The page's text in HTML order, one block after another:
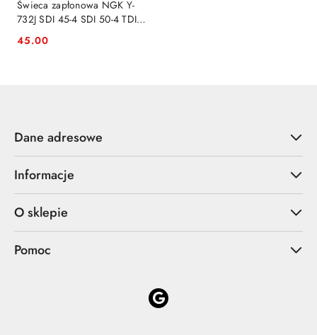
Świeca zapłonowa NGK Y-
732J SDI 45-4 SDI 50-4 TDI
Cena:
45.00
Dane adresowe
Informacje
O sklepie
Pomoc